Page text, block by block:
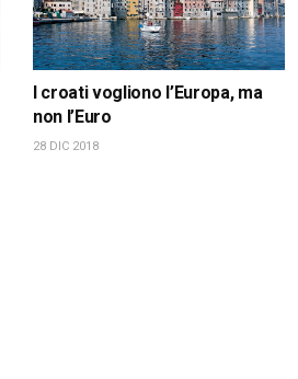
I croati vogliono l’Europa, ma
non l’Euro
28 DIC 2018